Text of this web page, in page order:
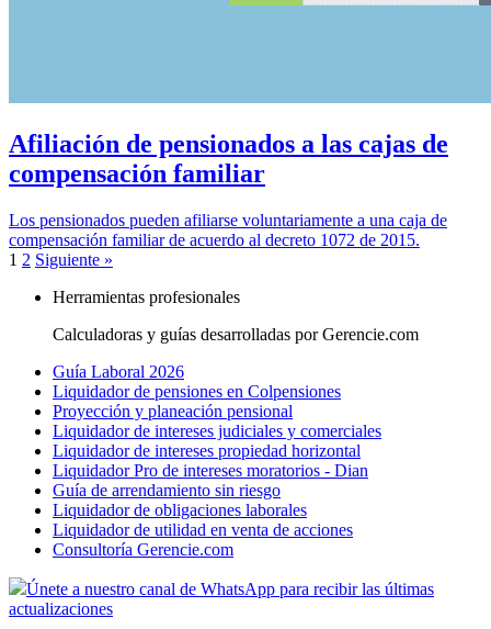
Afiliación de pensionados a las cajas de
compensación familiar
Los pensionados pueden afiliarse voluntariamente a una caja de
compensación familiar de acuerdo al decreto 1072 de 2015.
1 2 Siguiente »
Herramientas profesionales
Calculadoras y guías desarrolladas por Gerencie.com
Guía Laboral 2026
Liquidador de pensiones en Colpensiones
Proyección y planeación pensional
Liquidador de intereses judiciales y comerciales
Liquidador de intereses propiedad horizontal
Liquidador Pro de intereses moratorios - Dian
Guía de arrendamiento sin riesgo
Liquidador de obligaciones laborales
Liquidador de utilidad en venta de acciones
Consultoría Gerencie.com
Únete a nuestro canal de WhatsApp para recibir las últimas
actualizaciones